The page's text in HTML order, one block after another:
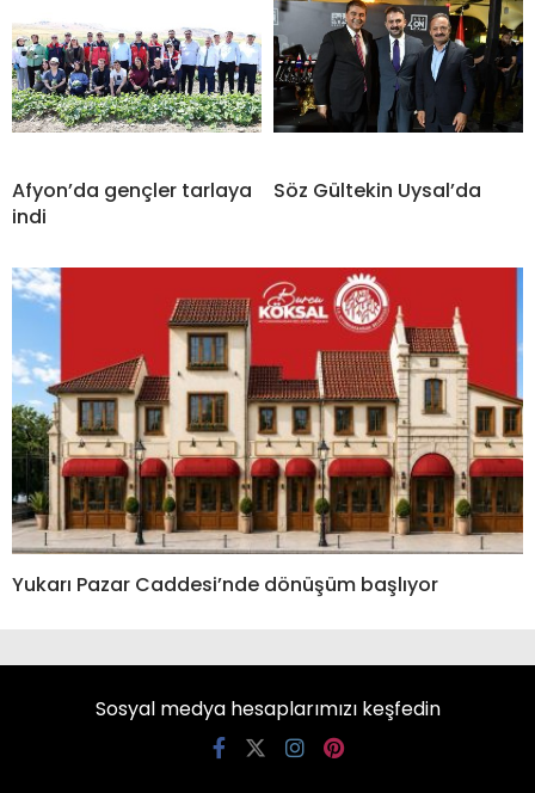
Afyon’da gençler tarlaya
indi
Söz Gültekin Uysal’da
Yukarı Pazar Caddesi’nde dönüşüm başlıyor
Sosyal medya hesaplarımızı keşfedin